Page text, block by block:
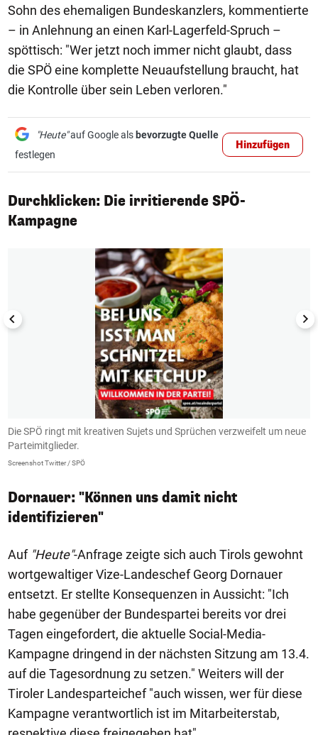
Sohn des ehemaligen Bundeskanzlers, kommentierte
– in Anlehnung an einen Karl-Lagerfeld-Spruch –
spöttisch: "Wer jetzt noch immer nicht glaubt, dass
die SPÖ eine komplette Neuaufstellung braucht, hat
die Kontrolle über sein Leben verloren."
"Heute"auf Google als bevorzugte Quelle
festlegen
Hinzufügen
Durchklicken: Die irritierende SPÖ-
Kampagne
1/3
Die SPÖ ringt mit kreativen Sujets und Sprüchen verzweifelt um neue
Parteimitglieder.
Screenshot Twitter / SPÖ
Dornauer: "Können uns damit nicht
identifizieren"
Auf "Heute"-Anfrage zeigte sich auch Tirols gewohnt
wortgewaltiger Vize-Landeschef Georg Dornauer
entsetzt. Er stellte Konsequenzen in Aussicht: "Ich
habe gegenüber der Bundespartei bereits vor drei
Tagen eingefordert, die aktuelle Social-Media-
Kampagne dringend in der nächsten Sitzung am 13.4.
auf die Tagesordnung zu setzen." Weiters will der
Tiroler Landesparteichef "auch wissen, wer für diese
Kampagne verantwortlich ist im Mitarbeiterstab,